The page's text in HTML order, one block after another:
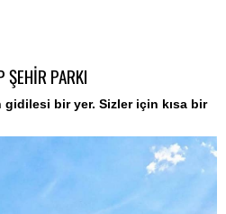
ŞEHİR PARKI
gidilesi bir yer. Sizler için kısa bir